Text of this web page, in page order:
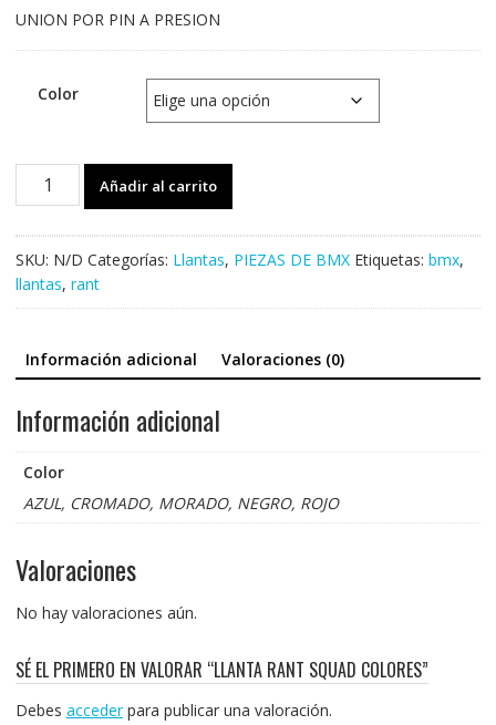
UNION POR PIN A PRESION
Color
LLANTA
cantidad
Añadir al carrito
SKU: N/D Categorías: Llantas, PIEZAS DE BMX Etiquetas: bmx,
llantas, rant
Información adicional Valoraciones (0)
Información adicional
Color
AZUL, CROMADO, MORADO, NEGRO, ROJO
Valoraciones
No hay valoraciones aún.
SÉ EL PRIMERO EN VALORAR “LLANTA RANT SQUAD COLORES”
Debes accederpara publicar una valoración.